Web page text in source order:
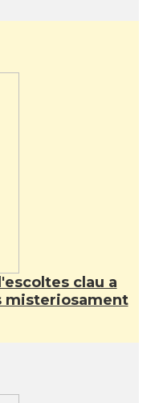
clau a
misteriosament